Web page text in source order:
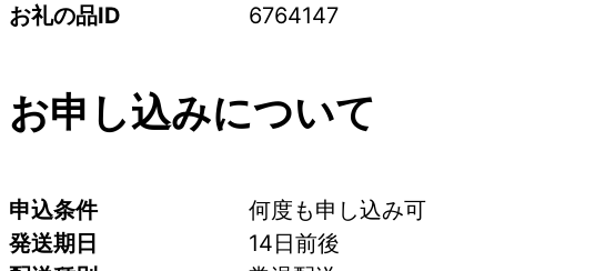
お礼の品ID
6764147
お申し込みについて
申込条件
何度も申し込み可
発送期日
14日前後